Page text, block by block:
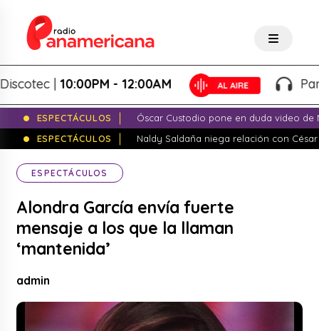
|10:00PM - 12:00AM
ESPECTÁCULOS
Óscar Custodio pone en duda video de
ESPECTÁCULOS
Naldy Saldaña niega relación con
ESPECTÁCULOS
Alondra García envía fuerte
mensaje a los que la llaman
‘mantenida’
admin